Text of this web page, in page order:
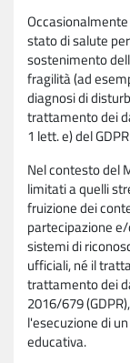
stato di salute
sostenimento
fragilità (ad
diagnosi di
trattamento dei
1 lett. e) del
Nel contesto del
limitati a quelli
fruizione dei
partecipazione
sistemi di
ufficiali, né il
trattamento dei
2016/679
l'esecuzione di
educativa.